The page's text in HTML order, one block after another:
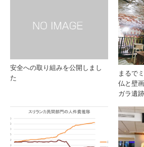
安全への取り組みを公開しまし
た
まるで
仏と壁
ガラ遺